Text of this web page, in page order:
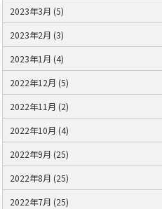
2023年3月 (5)
2023年2月 (3)
2023年1月 (4)
2022年12月 (5)
2022年11月 (2)
2022年10月 (4)
2022年9月 (25)
2022年8月 (25)
2022年7月 (25)